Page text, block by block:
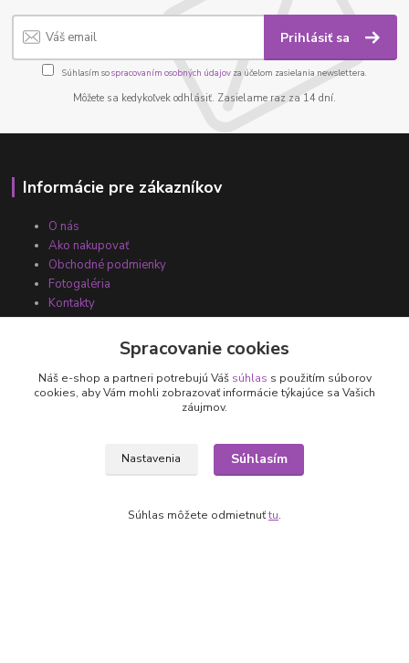
Prihlásiť sa
Súhlasím sospracovaním osobných údajov za účelom zasielania newslettera.
Môžete sa kedykoľvek odhlásiť. Zasielame raz za 14 dní.
Informácie pre zákazníkov
O nás
Ako nakupovať
Obchodné podmienky
Fotogaléria
Kontakty
+421 905 531 251
Spracovanie cookies
Náš e-shop a partneri potrebujú Váš súhlas s použitím súborov
cookies, aby Vám mohli zobrazovať informácie týkajúce sa Vašich
záujmov.
Nastavenia Súhlasím
Súhlas môžete odmietnuťtu.